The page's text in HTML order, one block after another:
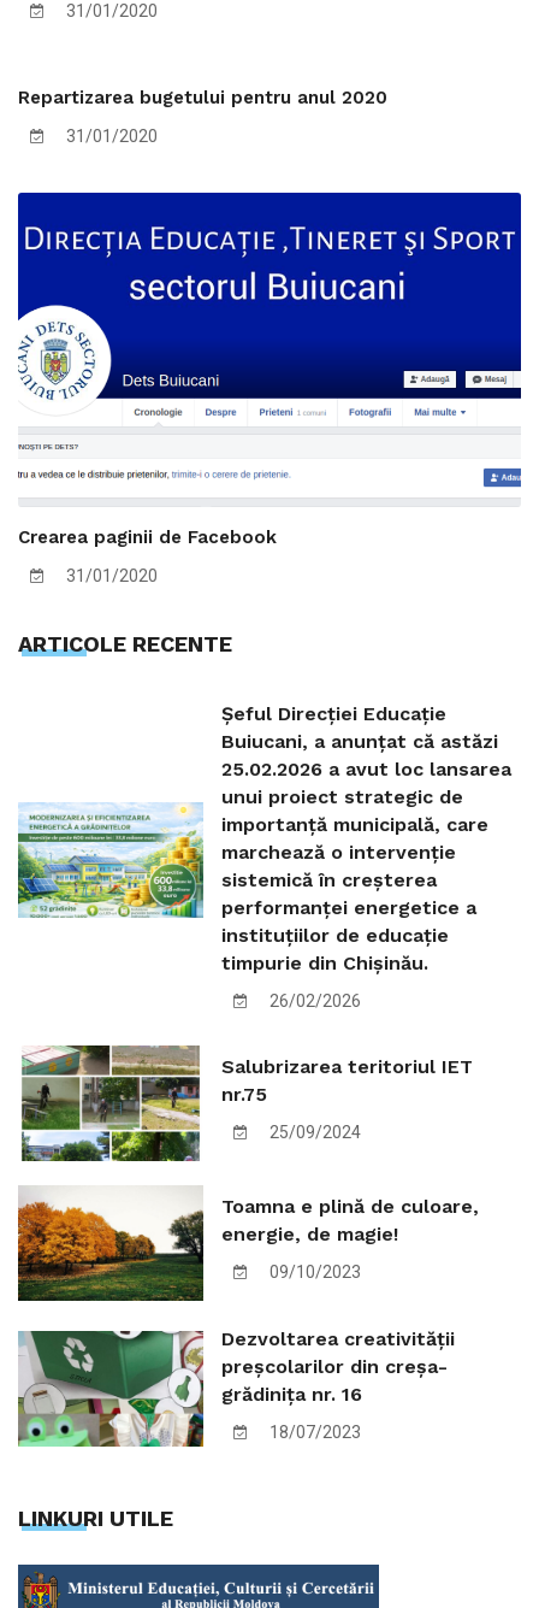
31/01/2020
Repartizarea bugetului pentru anul 2020
31/01/2020
Crearea paginii de Facebook
31/01/2020
ARTICOLE RECENTE
Șeful Direcției Educație
Buiucani, a anunțat că astăzi
25.02.2026 a avut loc lansarea
unui proiect strategic de
importanță municipală, care
marchează o intervenție
sistemică în creșterea
performanței energetice a
instituțiilor de educație
timpurie din Chișinău.
26/02/2026
Salubrizarea teritoriul IET
nr.75
25/09/2024
Toamna e plină de culoare,
energie, de magie!
09/10/2023
Dezvoltarea creativității
preșcolarilor din creșa-
grădinița nr. 16
18/07/2023
LINKURI UTILE